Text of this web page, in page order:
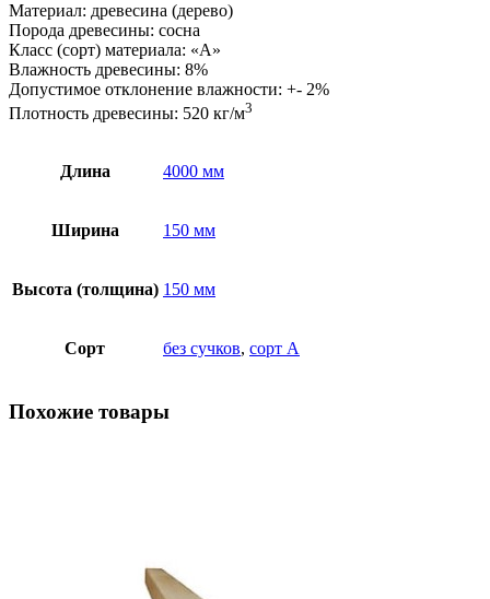
Материал: древесина (дерево)
Порода древесины: сосна
Класс (сорт) материала: «А»
Влажность древесины: 8%
Допустимое отклонение влажности: +- 2%
Плотность древесины: 520 кг/м3
Длина 4000 мм
Ширина 150 мм
Высота (толщина) 150 мм
Сорт без сучков, сорт А
Похожие товары